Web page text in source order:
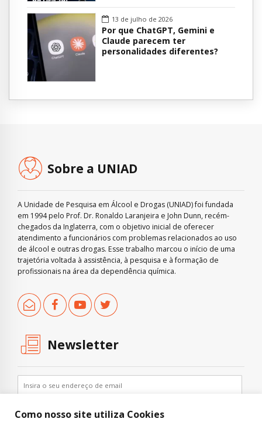
13 de julho de 2026
Por que ChatGPT, Gemini e
Claude parecem ter
personalidades diferentes?
Sobre a UNIAD
A Unidade de Pesquisa em Álcool e Drogas (UNIAD) foi fundada
em 1994 pelo Prof. Dr. Ronaldo Laranjeira e John Dunn, recém-
chegados da Inglaterra, com o objetivo inicial de oferecer
atendimento a funcionários com problemas relacionados ao uso
de álcool e outras drogas. Esse trabalho marcou o início de uma
trajetória voltada à assistência, à pesquisa e à formação de
profissionais na área da dependência química.
Newsletter
Como nosso site utiliza Cookies